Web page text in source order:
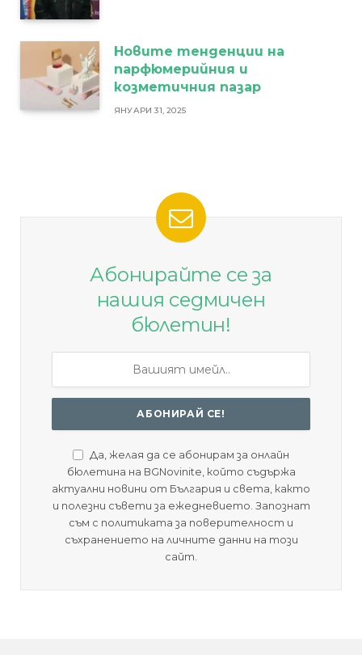
Новите тенденции на
парфюмерийния и
козметичния пазар
ЯНУАРИ 31, 2025
Абонирайте се за
нашия седмичен
бюлетин!
Да, желая да се абонирам за онлайн
бюлетина на BGNovinite, който съдържа
актуални новини от България и света, както
и полезни съвети за ежедневието. Запознат
съм с политиката за поверителност и
съхранението на личните данни на този
сайт.